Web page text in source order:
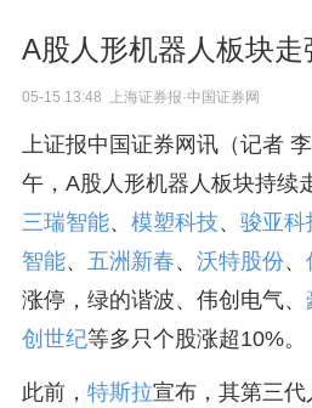
A股人形机器人板块走
05-15 13:48 上海证券报·中国证券网
上证报中国证券网讯（记者
午，A股人形机器人板块持续
三瑞智能、 模塑科技、 骏亚科
智能、 五洲新春、 沃特股份、
涨停，绿的谐波、伟创电气、
创世纪等多只个股涨超10%。
此前， 特斯拉宣布，其第三